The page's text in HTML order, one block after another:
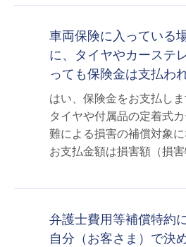
車両保険に入っている
に、タイヤやカーステ
っても保険金は支払わ
はい、保険金をお支払しま
タイヤや付属品の定着式
難による損害の補償対象に
お支払金額は損害額（損害
弁護士費用等補償特約
自分（お客さま）で決